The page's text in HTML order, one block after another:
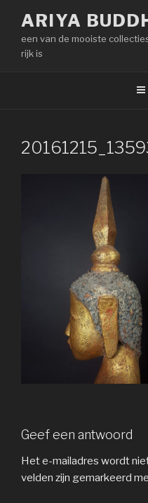
inhoud
springen
ARIYA
een van de mooiste
rijk is
Geef een antwoord
Het e-mailadres wordt
velden zijn gemarkeerd